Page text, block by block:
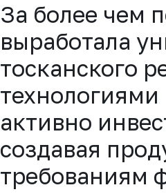
За более чем
выработала
тосканского
активно
создавая
требованиям